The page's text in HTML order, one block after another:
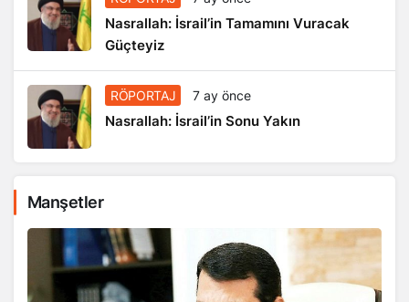
Nasrallah: İsrail’in Tamamını Vuracak
Güçteyiz
RÖPORTAJ 7 ay önce
Nasrallah: İsrail’in Sonu Yakın
Manşetler